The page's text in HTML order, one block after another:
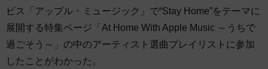
ビス「アップル・ミュージック」で“Stay Home”をテーマに
展開する特集ページ「At Home With Apple Music ～うちで
過ごそう～」の中のアーティスト選曲プレイリストに参加
したことがわかった。